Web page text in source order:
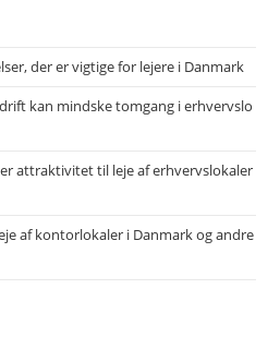
der er vigtige for lejere i Danmark
kan mindske tomgang i erhvervslo
attraktivitet til leje af erhvervslokaler
af kontorlokaler i Danmark og andre